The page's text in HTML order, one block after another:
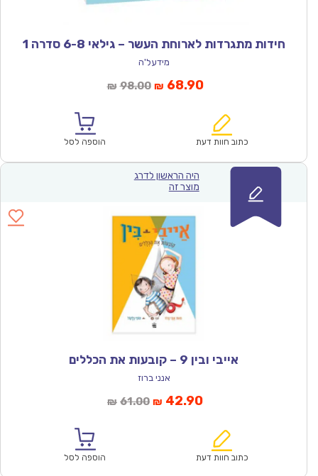
חידות מתגרדות לארוחת העשר – גילאי 6-8 סדרה 1
מידעל'ה
₪ 98.00המחיר
₪98.00.
₪ 68.90המחיר
הוא:
כתוב חוות דעת הוספה לסל
היה הראשון לדרג
מוצר זה
אייבי ובין 9 – קובעות את הכללים
אנני ברוז
₪ 61.00המחיר
₪61.00.
₪ 42.90המחיר
הוא:
כתוב חוות דעת הוספה לסל